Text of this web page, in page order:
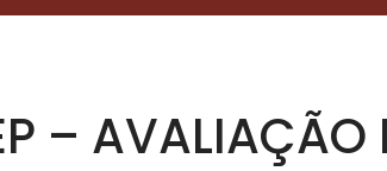
– AVALIAÇÃO